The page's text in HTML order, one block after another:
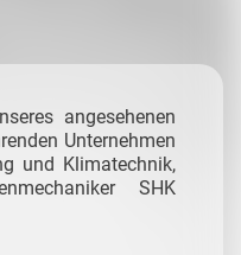
angesehenen
Unternehmen
und Klimatechnik,
SHK